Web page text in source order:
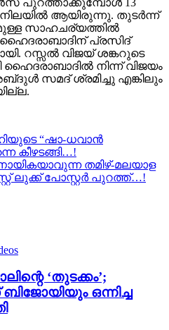
ആയിരുന്നു. തുടർന്ന്
സാഹചര്യത്തിൽ
ഹൈദരാബാദിന് പ്രസിദ്
റസ്സൽ വിജയ് ശങ്കറുടെ
ഹൈദരാബാദിൽ നിന്ന് വിജയം
സമദ് ശ്രമിച്ചു എങ്കിലും
“ഷാ-ധവാൻ
കീഴടങ്ങി…!
തമിഴ്-മലയാള
ലുക്ക് പോസ്റ്റർ പുറത്ത്…!
‘തുടക്കം’;
ഒന്നിച്ച